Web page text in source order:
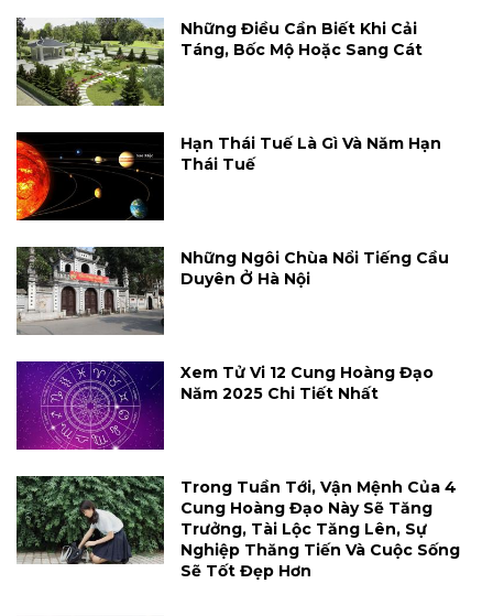
Những Điều Cần Biết Khi Cải
Táng, Bốc Mộ Hoặc Sang Cát
Hạn Thái Tuế Là Gì Và Năm Hạn
Thái Tuế
Những Ngôi Chùa Nổi Tiếng Cầu
Duyên Ở Hà Nội
Xem Tử Vi 12 Cung Hoàng Đạo
Năm 2025 Chi Tiết Nhất
Trong Tuần Tới, Vận Mệnh Của 4
Cung Hoàng Đạo Này Sẽ Tăng
Trưởng, Tài Lộc Tăng Lên, Sự
Nghiệp Thăng Tiến Và Cuộc Sống
Sẽ Tốt Đẹp Hơn